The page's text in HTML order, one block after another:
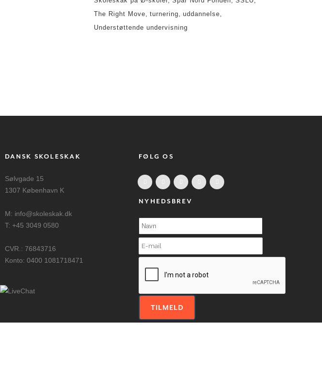
The Right Move
turnering
uddannelse
Understøttende undervisning
DANSK SKOLESKAK
Sølvgade 15
1307 København K
M: info@skoleskak.dk
T: +45 3049 0580
CVR.: 76843716
Konto: 0400 1081718471
FØLG OS
NYHEDSBREV